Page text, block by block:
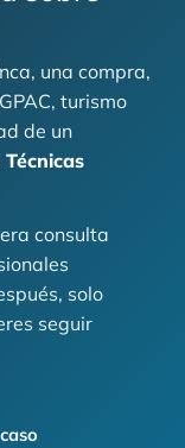
una compra,
turismo
de un
consulta
solo
seguir